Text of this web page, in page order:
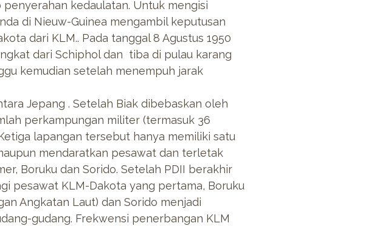
kedaulatan. Untuk mengisi
di Nieuw-Guinea mengambil keputusan
dari KLM.. Pada tanggal 8 Agustus 1950
dari Schiphol dan tiba di pulau karang
kemudian setelah menempuh jarak
Jepang . Setelah Biak dibebaskan oleh
perkampungan militer (termasuk 36
lapangan tersebut hanya memiliki satu
mendaratkan pesawat dan terletak
Boruku dan Sorido. Setelah PDII berakhir
pesawat KLM-Dakota yang pertama, Boruku
Angkatan Laut) dan Sorido menjadi
gudang. Frekwensi penerbangan KLM